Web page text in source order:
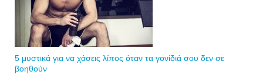
5 μυστικά για να χάσεις λίπος όταν τα γονίδιά σου δεν σε
βοηθούν